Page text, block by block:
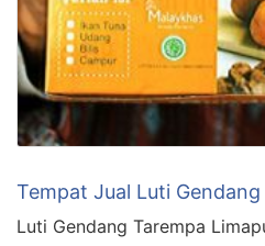
Tempat Jual Luti
Luti Gendang Tarempa